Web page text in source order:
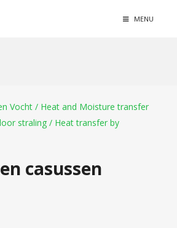
MENU
Vocht / Heat and Moisture transfer
straling / Heat transfer by
casussen